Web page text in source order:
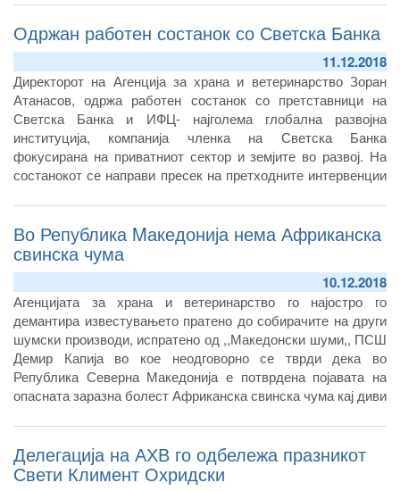
сите наводи изнесени во соопштението се невистинити и
голем дел се однесуваат на надлежности на други
институции, а не на Агенцијата за храна и ветеринарство.
Одржан работен состанок со Светска Банка
11.12.2018
Директорот на Агенција за храна и ветеринарство Зоран
Атанасов, одржа работен состанок со претставници на
Светска Банка и ИФЦ- најголема глобална развојна
институција, компанија членка на Светска Банка
фокусирана на приватниот сектор и земјите во развој. На
состанокот се направи пресек на претходните интервенции
Во Република Mакедонија нема Африканска
свинска чума
10.12.2018
Агенцијата за храна и ветеринарство го најостро го
демантира известувањето пратено до собирачите на други
шумски производи, испратено од ,,Македонски шуми,, ПСШ
Демир Капија во кое неодговорно се тврди дека во
Република Северна Македонија е потврдена појавата на
опасната заразна болест Африканска свинска чума кај диви
Делегација на АХВ го одбележа празникот
Свети Климент Охридски